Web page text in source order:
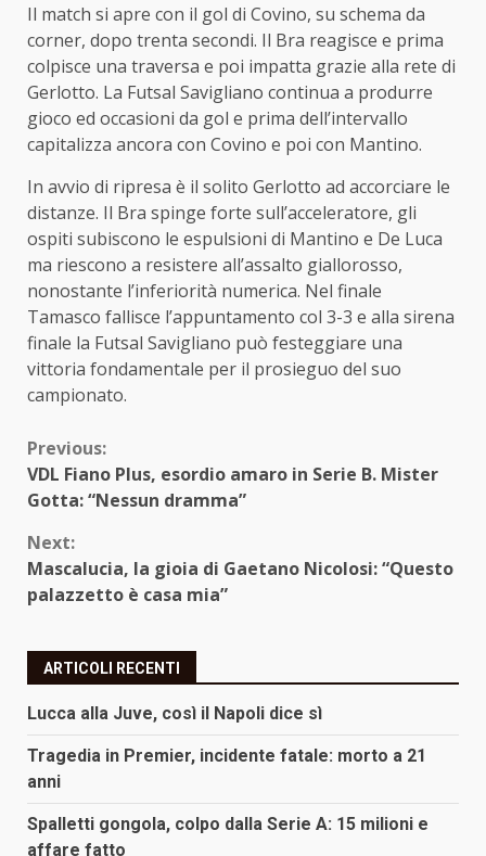
Il match si apre con il gol di Covino, su schema da
corner, dopo trenta secondi. Il Bra reagisce e prima
colpisce una traversa e poi impatta grazie alla rete di
Gerlotto. La Futsal Savigliano continua a produrre
gioco ed occasioni da gol e prima dell’intervallo
capitalizza ancora con Covino e poi con Mantino.
In avvio di ripresa è il solito Gerlotto ad accorciare le
distanze. Il Bra spinge forte sull’acceleratore, gli
ospiti subiscono le espulsioni di Mantino e De Luca
ma riescono a resistere all’assalto giallorosso,
nonostante l’inferiorità numerica. Nel finale
Tamasco fallisce l’appuntamento col 3-3 e alla sirena
finale la Futsal Savigliano può festeggiare una
vittoria fondamentale per il prosieguo del suo
campionato.
Continue
Reading
Previous:
VDL Fiano Plus, esordio amaro in Serie B. Mister
Gotta: “Nessun dramma”
Next:
Mascalucia, la gioia di Gaetano Nicolosi: “Questo
palazzetto è casa mia”
ARTICOLI RECENTI
Lucca alla Juve, così il Napoli dice sì
Tragedia in Premier, incidente fatale: morto a 21
anni
Spalletti gongola, colpo dalla Serie A: 15 milioni e
affare fatto